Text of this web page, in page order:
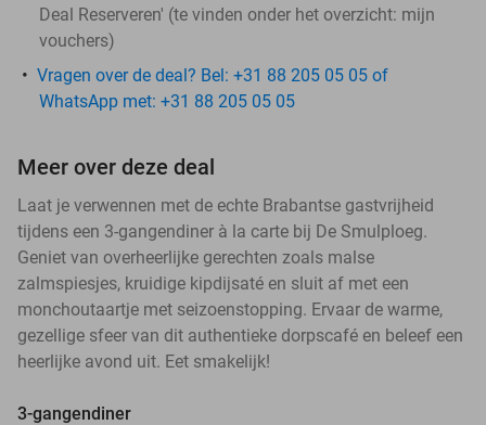
Deal Reserveren' (te vinden onder het overzicht: mijn
vouchers)
Vragen over de deal? Bel: +31 88 205 05 05 of
WhatsApp met: +31 88 205 05 05
Meer over deze deal
Laat je verwennen met de echte Brabantse gastvrijheid
tijdens een 3-gangendiner à la carte bij De Smulploeg.
Geniet van overheerlijke gerechten zoals malse
zalmspiesjes, kruidige kipdijsaté en sluit af met een
monchoutaartje met seizoenstopping. Ervaar de warme,
gezellige sfeer van dit authentieke dorpscafé en beleef een
heerlijke avond uit. Eet smakelijk!
3-gangendiner